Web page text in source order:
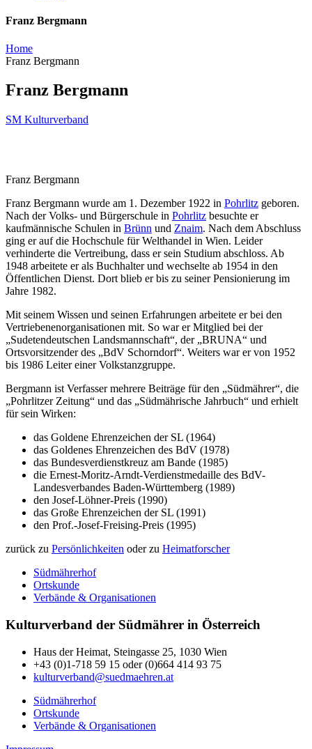
Franz Bergmann
Home
Franz Bergmann
Franz Bergmann
SM Kulturverband
Franz Bergmann
Franz Bergmann wurde am 1. Dezember 1922 in Pohrlitz geboren.
Nach der Volks- und Bürgerschule in Pohrlitz besuchte er
kaufmännische Schulen in Brünn und Znaim. Nach dem Abschluss
ging er auf die Hochschule für Welthandel in Wien. Leider
verhinderte die Vertreibung, dass er sein Studium abschloss. Ab
1948 arbeitete er als Buchhalter und wechselte ab 1954 in den
Öffentlichen Dienst. Dort blieb er bis zu seiner Pensionierung im
Jahre 1982.
Mit seinem Wissen und seinen Erfahrungen arbeitete er bei den
Vertriebenenorganisationen mit. So war er Mitglied bei der
„Sudetendeutschen Landsmannschaft“, der „BRUNA“ und
Ortsvorsitzender des „BdV Schorndorf“. Weiters war er von 1952
bis 1986 Leiter einer Volkstanzgruppe.
Bergmann ist Verfasser mehrere Beiträge für den „Südmährer“, die
„Pohrlitzer Zeitung“ und das „Südmährische Jahrbuch“ und erhielt
für sein Wirken:
das Goldene Ehrenzeichen der SL (1964)
das Goldenes Ehrenzeichen des BdV (1978)
das Bundesverdienstkreuz am Bande (1985)
die Ernest-Moritz-Arndt-Verdienstmedaille des BdV-
Landesverbandes Baden-Württemberg (1989)
den Josef-Löhner-Preis (1990)
das Große Ehrenzeichen der SL (1991)
den Prof.-Josef-Freising-Preis (1995)
zurück zu Persönlichkeiten oder zu Heimatforscher
Südmährerhof
Ortskunde
Verbände & Organisationen
Kulturverband der Südmährer in Österreich
Haus der Heimat, Steingasse 25, 1030 Wien
+43 (0)1-718 59 15 oder (0)664 414 93 75
kulturverband@suedmaehren.at
Südmährerhof
Ortskunde
Verbände & Organisationen